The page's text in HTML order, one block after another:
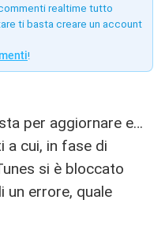
realtime tutto
ti basta creare un account
!
per aggiornare e…
a cui, in fase di
si è bloccato
un errore, quale